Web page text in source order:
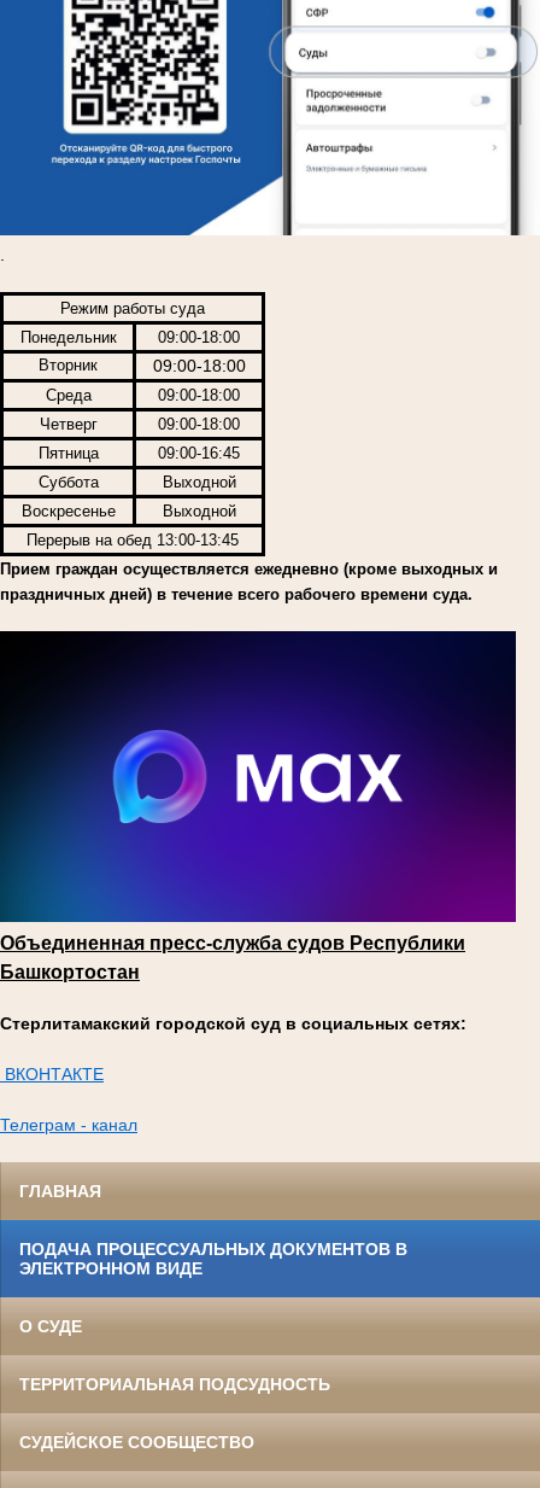
Режим работы суда
Понедельник
09:00-18:00
Вторник
09:00-18:00
Среда
09:00-18:00
Четверг
09:00-18:00
Пятница
09:00-16:45
Суббота
Выходной
Воскресенье
Выходной
Перерыв на обед 13:00-13:45
Прием граждан осуществляется ежедневно (кроме выходных и
праздничных дней) в течение всего рабочего времени суда.
Объединенная пресс-служба судов Республики
Башкортостан
Стерлитамакский городской суд в социальных сетях:
ВКОНТАКТЕ
Телеграм - канал
ГЛАВНАЯ
ПОДАЧА ПРОЦЕССУАЛЬНЫХ ДОКУМЕНТОВ В
ЭЛЕКТРОННОМ ВИДЕ
О СУДЕ
ТЕРРИТОРИАЛЬНАЯ ПОДСУДНОСТЬ
СУДЕЙСКОЕ СООБЩЕСТВО